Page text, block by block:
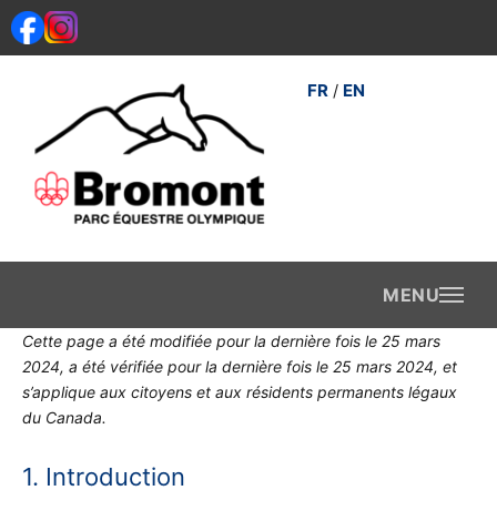
Aller
au
FR/ EN
Cette page a été modifiée pour la dernière fois le 25 mars
2024, a été vérifiée pour la dernière fois le 25 mars 2024, et
s’applique aux citoyens et aux résidents permanents légaux
du Canada.
1. Introduction
service
service
service
service
service
service
service
service
service